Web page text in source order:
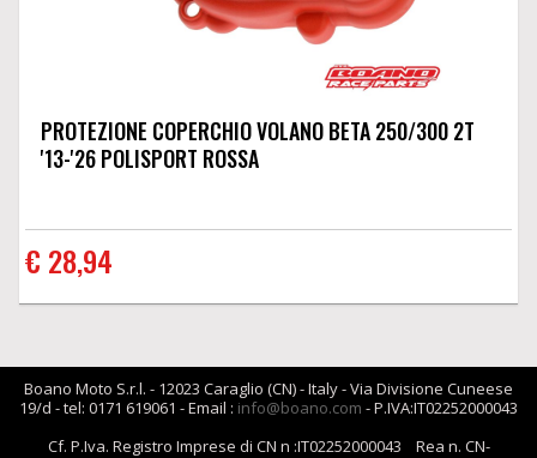
PROTEZIONE COPERCHIO VOLANO BETA 250/300 2T
'13-'26 POLISPORT ROSSA
€ 28,94
Boano Moto S.r.l. - 12023 Caraglio (CN) - Italy - Via Divisione Cuneese
19/d - tel: 0171 619061 - Email : info@boano.com - P.IVA:IT02252000043
Cf. P.Iva. Registro Imprese di CN n :IT02252000043 Rea n. CN-